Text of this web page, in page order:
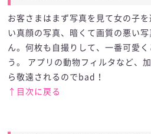
お客さまはまず写真を見て女の子
い真顔の写真、暗くて画質の悪い
ん。何枚も自撮りして、一番可愛
う。 アプリの動物フィルタなど、
ら敬遠されるのでbad！
↑目次に戻る